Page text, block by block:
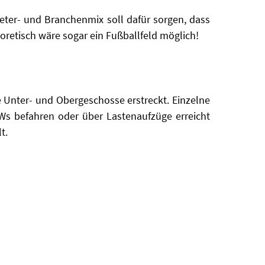
und Branchenmix soll dafür sorgen, dass
wäre sogar ein Fußballfeld möglich!
und Obergeschosse erstreckt. Einzelne
befahren oder über Lastenaufzüge erreicht